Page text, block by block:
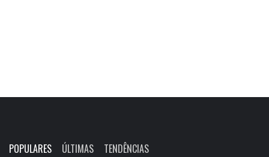
POPULARES ÚLTIMAS TENDÊNCIAS